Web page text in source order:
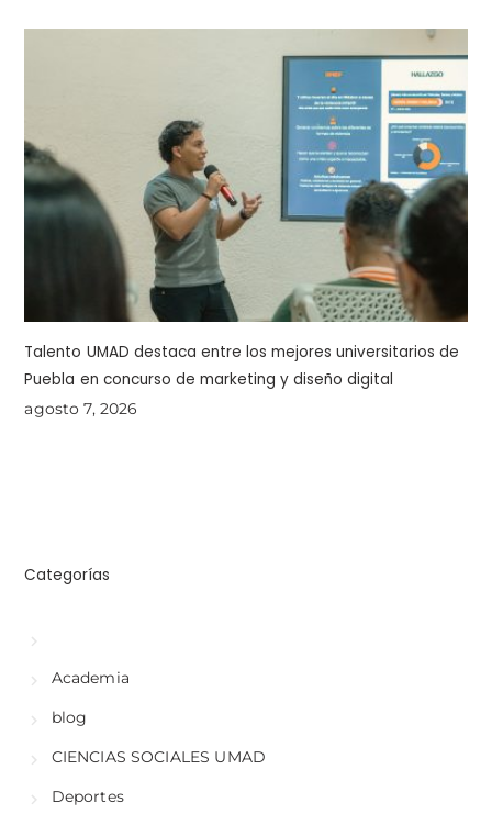
Talento UMAD destaca entre los mejores universitarios de
Puebla en concurso de marketing y diseño digital
agosto 7, 2026
Categorías
Academia
blog
CIENCIAS SOCIALES UMAD
Deportes